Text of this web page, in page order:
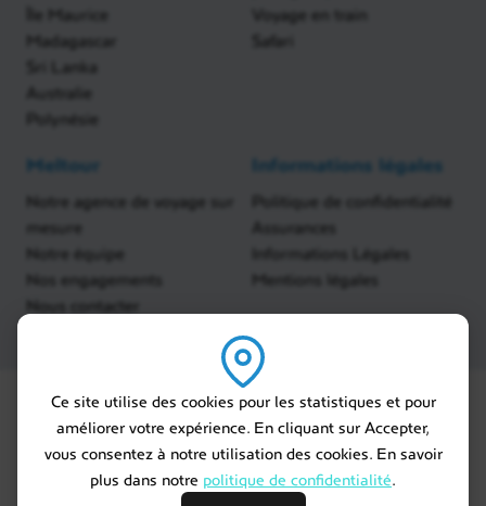
Ce site utilise des cookies pour les statistiques et pour
améliorer votre expérience. En cliquant sur Accepter,
vous consentez à notre utilisation des cookies. En savoir
plus dans notre politique de confidentialité.
Île Maurice
Madagascar
Sri Lanka
Australie
Polynésie
Voyage en train
Safari
Meltour
Notre agence de voyage sur
mesure
Notre équipe
Nos engagements
Nous contacter
Informations légales
Politique de confidentialité
Assurances
Informations Légales
Mentions légales